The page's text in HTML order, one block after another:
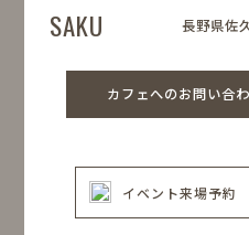
SAKU 長野県佐
カフェへのお問い合
イベント来場予約